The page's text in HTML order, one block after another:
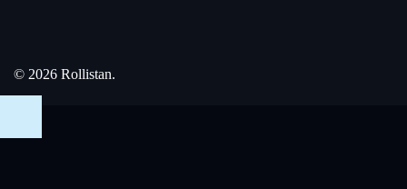
© 2026 Rollistan.